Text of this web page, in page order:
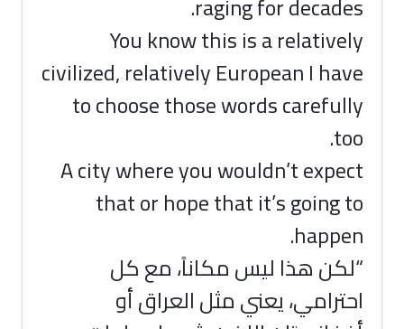
You know this is a relatively
civilized, relatively European I have
to choose those words carefully
too.
A city where you wouldn’t expect
that or hope that it’s going to
happen.
“لكن هذا ليس مكاناً، مع كل
احترامي، يعني مثل العراق أو